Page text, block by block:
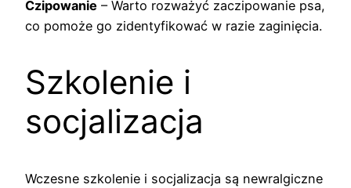
Czipowanie – Warto rozważyć zaczipowanie psa,
co pomoże go zidentyfikować w razie zaginięcia.
Szkolenie i
socjalizacja
Wczesne szkolenie i socjalizacja są newralgiczne